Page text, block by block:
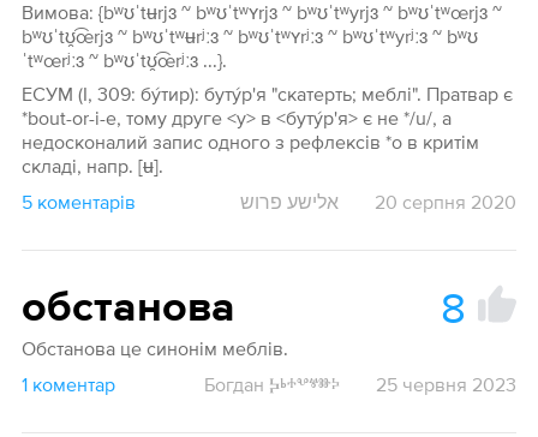
Вимова: {bʷʊˈtʉrjɜ ~ bʷʊˈtʷʏrjɜ ~ bʷʊˈtʷyrjɜ ~ bʷʊˈtʷœrjɜ ~
bʷʊˈtʊ̯͡œrjɜ ~ bʷʊˈtʷʉrʲːɜ ~ bʷʊˈtʷʏrʲːɜ ~ bʷʊˈtʷyrʲːɜ ~ bʷʊ
ˈtʷœrʲːɜ ~ bʷʊˈtʊ̯͡œrʲːɜ ...}.
ЕСУМ (І, 309: бýтир): бутýр'я "скатерть; меблі". Пратвар є
*bout-or-i-e, тому друге <у> в <бутýр'я> є не */u/, а
недосконалий запис одного з рефлексів *о в критім
складі, напр. [ʉ].
5 коментарів
אלישע פרוש 20 серпня 2020
обстанова 8
Обстанова це синонім меблів.
1 коментар
Богдан Ⰽⱃⰰⰲⱍⱆⰽ 25 червня 2023